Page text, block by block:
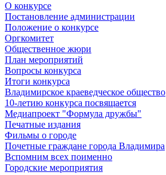
О конкурсе
Постановление администрации
Положение о конкурсе
Оргкомитет
Общественное жюри
План мероприятий
Вопросы конкурса
Итоги конкурса
Владимирское краеведческое общество
10-летию конкурса посвящается
Медиапроект "Формула дружбы"
Печатные издания
Фильмы о городе
Почетные граждане города Владимира
Вспомним всех поименно
Городские мероприятия